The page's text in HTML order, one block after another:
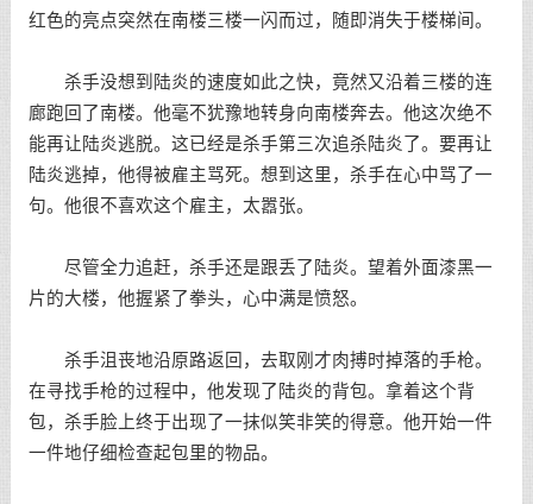
红色的亮点突然在南楼三楼一闪而过，随即消失于楼梯间。
杀手没想到陆炎的速度如此之快，竟然又沿着三楼的连
廊跑回了南楼。他毫不犹豫地转身向南楼奔去。他这次绝不
能再让陆炎逃脱。这已经是杀手第三次追杀陆炎了。要再让
陆炎逃掉，他得被雇主骂死。想到这里，杀手在心中骂了一
句。他很不喜欢这个雇主，太嚣张。
尽管全力追赶，杀手还是跟丢了陆炎。望着外面漆黑一
片的大楼，他握紧了拳头，心中满是愤怒。
杀手沮丧地沿原路返回，去取刚才肉搏时掉落的手枪。
在寻找手枪的过程中，他发现了陆炎的背包。拿着这个背
包，杀手脸上终于出现了一抹似笑非笑的得意。他开始一件
一件地仔细检查起包里的物品。